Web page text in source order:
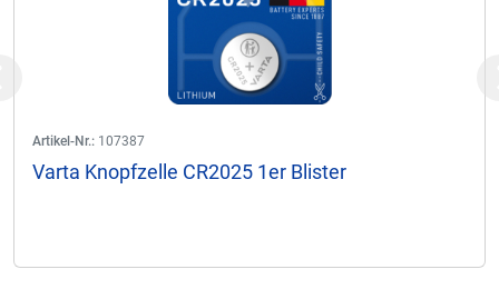
Artikel-Nr.: 107387
Varta Knopfzelle CR2025 1er Blister